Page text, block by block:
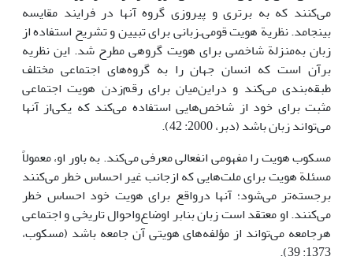
می‌کنند که به برتری و پیروزی گروه آنها در فرایند مقایسه
بینجامد. نظریة هویت قومی‌ـ‌زبانی برای تبیین و تشریح استفاده از
زبان به‌منزلة شاخصی برای هویت گروهی مطرح شد. این نظریه
برآن است که انسان جهان را به گروه‌های اجتماعی مختلف
طبقه‌بندی می‌کند و دراین‌میان برای رقم‌زدن هویت اجتماعی
مثبت برای خود از شاخص‌هایی استفاده می‌کند که یکی‌از آنها
می‌تواند زبان باشد (دبر، 2000: 42).
مسکوب هویت را مفهومی انفعالی معرفی می‌کند. به باور او، معمولاً
مسئلة هویت برای ملت‌هایی که ازجانب غیر احساس خطر می‌کنند
برجسته‌تر می‌شود؛ آنها درواقع برای هویت خود احساس خطر
می‌کنند. او معتقد است زبان بنابر اوضاع‌واحوال تاریخی و اجتماعی
هرجامعه می‌تواند از مؤلفه‌های هویتی آن جامعه باشد (مسکوب،
1373: 39).